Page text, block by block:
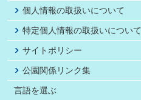
個人情報の取扱いについて
特定個人情報の取扱いについて
サイトポリシー
公園関係リンク集
言語を選ぶ